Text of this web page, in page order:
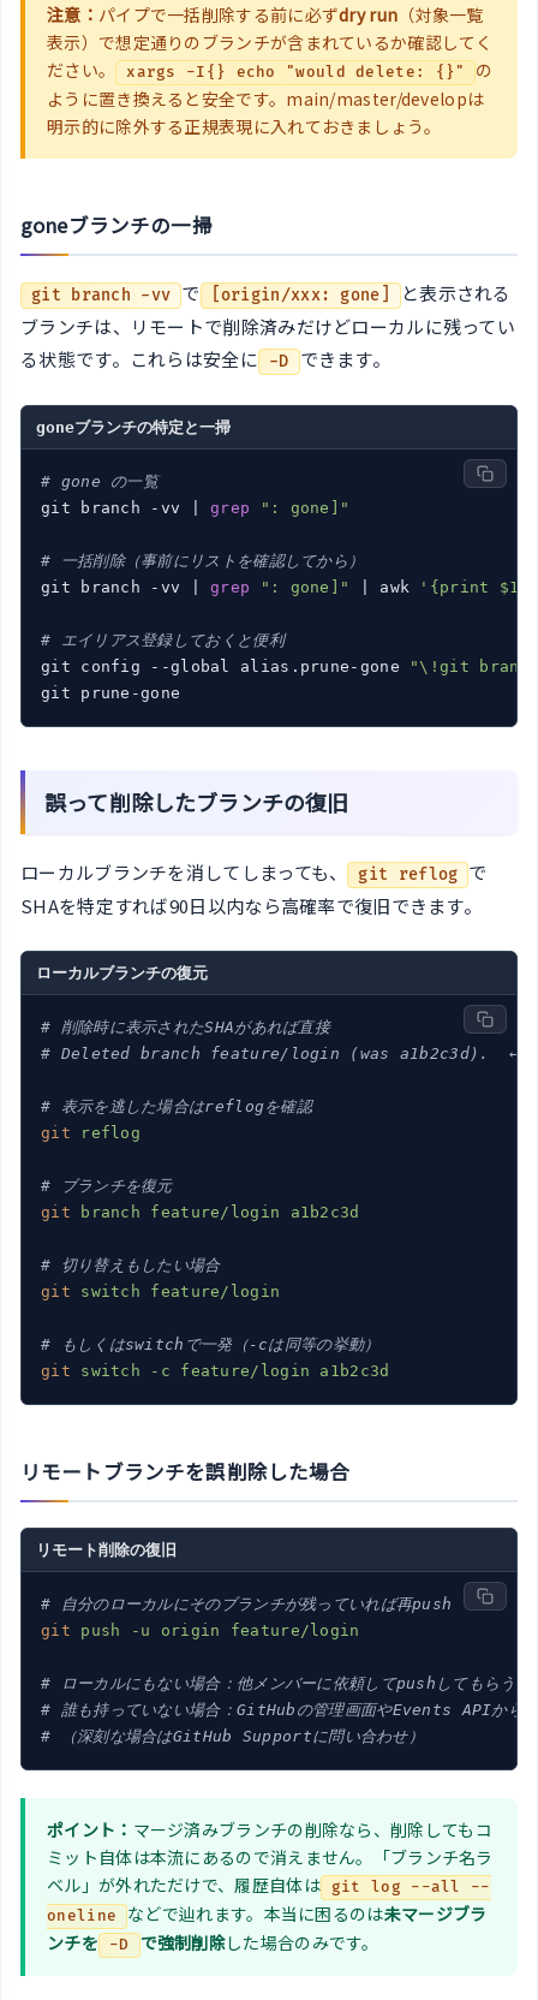
注意： パイプで一括削除する前に必ずdry run （対象一覧
表示）で想定通りのブランチが含まれているか確認してく
ださい。 xargs -I{} echo "would delete: {}"
の
ように置き換えると安全です。main/master/developは
明示的に除外する正規表現に入れておきましょう。
goneブランチの一掃
git branch -vv で [origin/xxx: gone]
と表示される
ブランチは、リモートで削除済みだけどローカルに残ってい
る状態です。これらは安全に
-D できます。
goneブランチの特定と一掃
# gone の一覧
git branch -vv | grep ": gone]"
# 一括削除（事前にリストを確認してから）
git branch -vv | grep ": gone]" | awk '{print
# エイリアス登録しておくと便利
git config --global alias.prune-gone
"\!git
誤って削除したブランチの復旧
ローカルブランチを消してしまっても、 git reflog
で
SHAを特定すれば90日以内なら高確率で復旧できます。
ローカルブランチの復元
# 削除時に表示されたSHAがあれば直接
# Deleted branch feature/login (was a1b2c3d).  ← こ
# 表示を逃した場合はreflogを確認
git
reflog
# ブランチを復元
git
branch feature/login a1b2c3d
# 切り替えもしたい場合
git
switch feature/login
# もしくはswitchで一発（-cは同等の挙動）
git
switch -c feature/login a1b2c3d
リモートブランチを誤削除した場合
リモート削除の復旧
# 自分のローカルにそのブランチが残っていれば再push
git
push -u origin feature/login
# ローカルにもない場合：他メンバーに依頼してpushしてもらう
# 誰も持っていない場合：GitHubの管理画面やEvents APIから
# （深刻な場合はGitHub Supportに問い合わせ）
ポイント： マージ済みブランチの削除なら、削除してもコ
ミット自体は本流にあるので消えません。「ブランチ名ラ
ベル」が外れただけで、履歴自体は
git log --all --
oneline
などで辿れます。本当に困るのは未マージブラ
ンチを
-D で強制削除した場合のみです。